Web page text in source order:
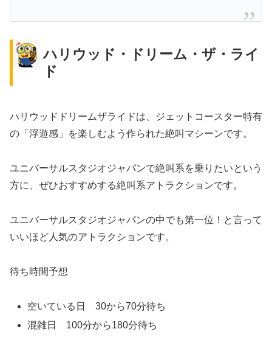
ハリウッド・ドリーム・ザ・ライ
ド
ハリウッドドリームザライドは、ジェットコースター特有
の「浮遊感」を楽しむよう作られた絶叫マシーンです。
ユニバーサルスタジオジャパンで絶叫系を乗りたいという
方に、ぜひおすすめする絶叫系アトラクションです。
ユニバーサルスタジオジャパンの中でも第一位！と言って
いいほど人気のアトラクションです。
待ち時間予想
空いている日 30から70分待ち
混雑日 100分から180分待ち